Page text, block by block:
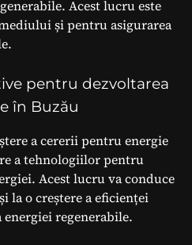
Acest lucru este
și pentru asigurarea
pentru dezvoltarea
în Buzău
a cererii pentru energie
a tehnologiilor pentru
Acest lucru va conduce
la o creștere a eficienței
regenerabile.